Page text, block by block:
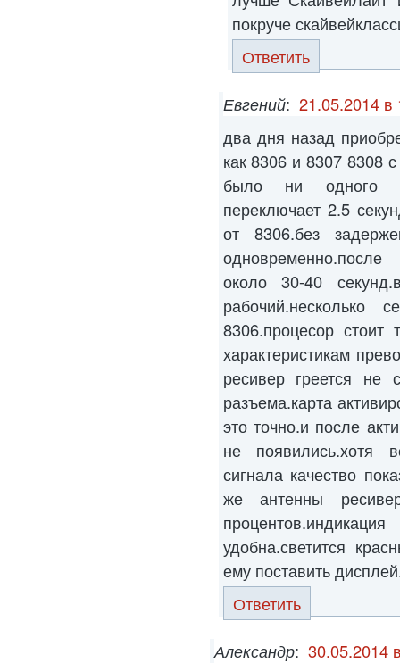
покруче
Ответить
Евгений: 21.05.2014 в
два дня назад
как 8306 и 8307 8308
было ни одного
переключает 2.5
от 8306.без
около 30-40
рабочий.несколько
8306.процесор
характеристикам
ресивер греется не
разъема.карта
это точно.и после
не появились.хотя
сигнала качество
же антенны
удобна.светится
ему поставить
Ответить
Александр: 30.05.2014